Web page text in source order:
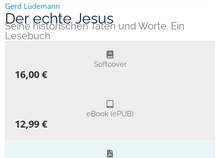
Gerd Lüdemann
Der echte Jesus
Seine historischen Taten und Worte. Ein
Lesebuch
Softcover
16,00 €
eBook (ePUB)
12,99 €